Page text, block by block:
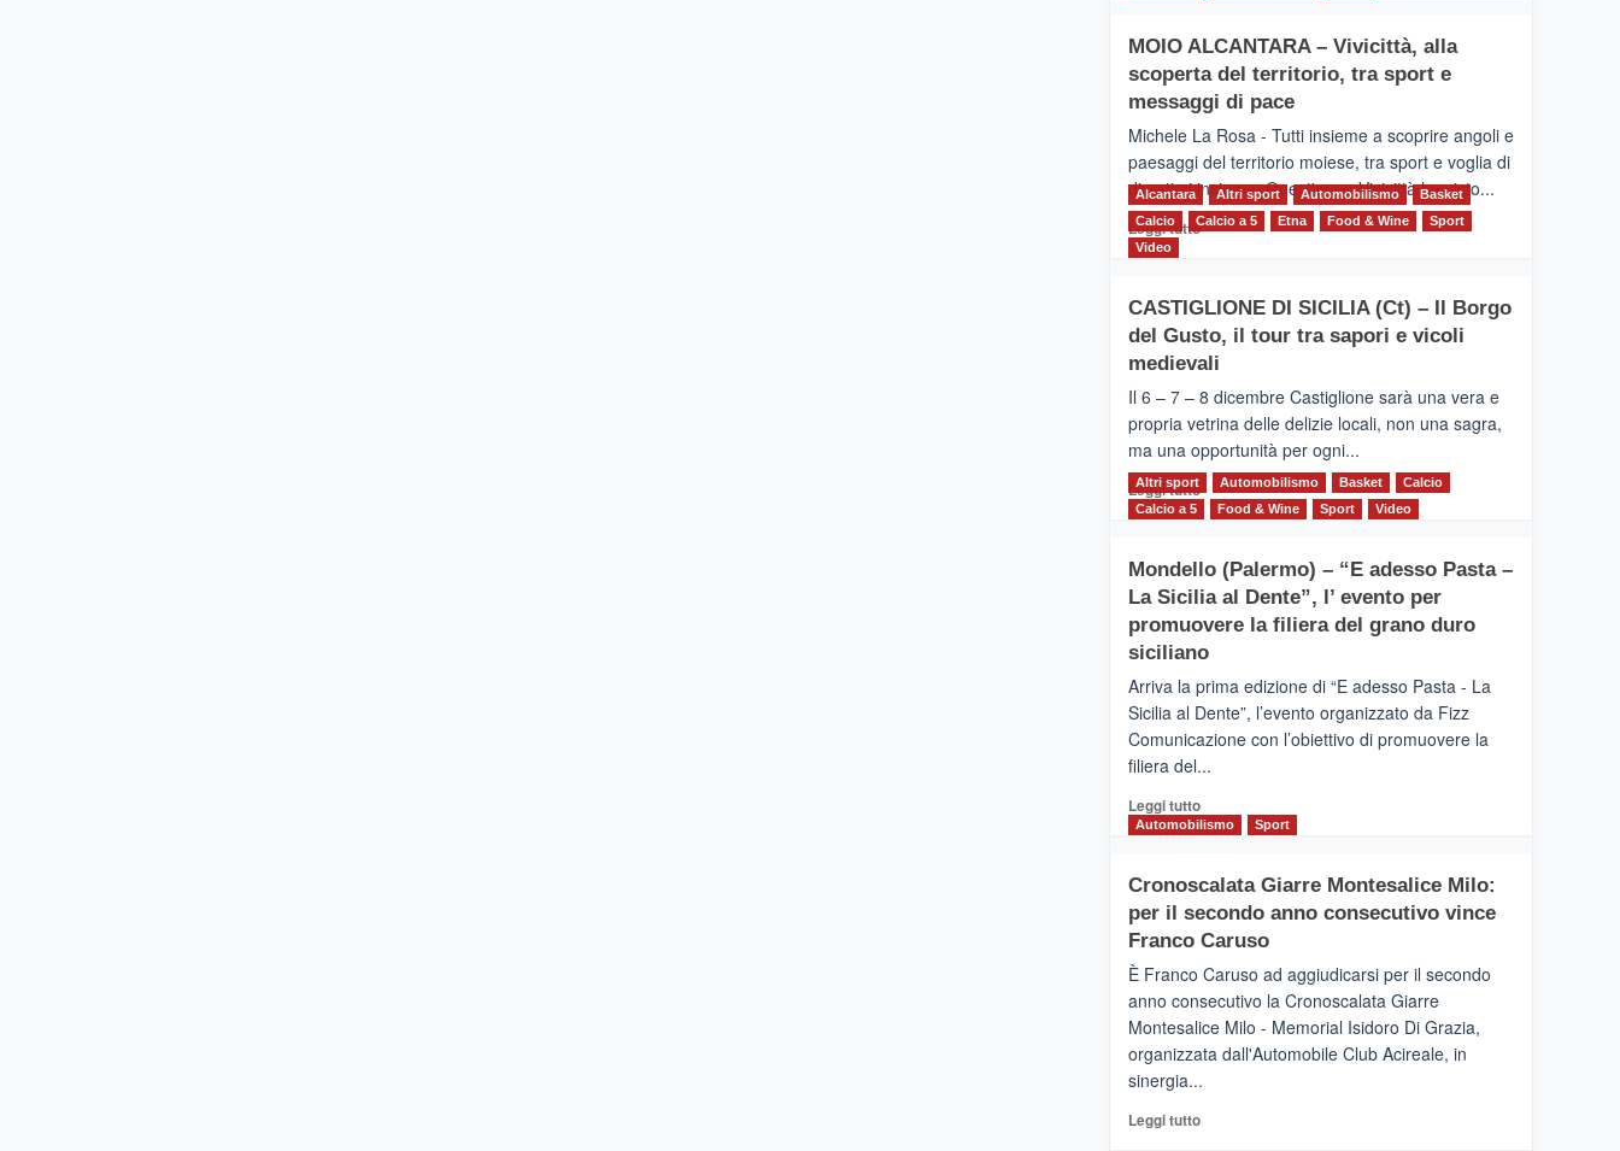
Torna
la
Supermaratona
MOIO ALCANTARA – Vivicittà, alla
scoperta del territorio, tra sport e
messaggi di pace
Michele La Rosa - Tutti insieme a scoprire angoli e
paesaggi del territorio moiese, tra sport e voglia di
divertirsi insieme. Quest'anno Vivicittà ha visto...
Leggi tuttoLeggi
MOIO
ALCANTARA
–
alla
scoperta
del
territorio,
tra
sport
messaggi
di
Alcantara Altri sport Automobilismo
Basket
Calcio
Calcio a 5 Etna Food & Wine
Sport
Video
CASTIGLIONE DI SICILIA (Ct) – Il Borgo
del Gusto, il tour tra sapori e vicoli
medievali
Il 6 – 7 – 8 dicembre Castiglione sarà una vera e
propria vetrina delle delizie locali, non una sagra,
ma una opportunità per ogni...
Leggi tuttoLeggi
CASTIGLIONE
DI
SICILIA
(Ct)
Il
Borgo
del
tour
tra
vicoli
medievali
Altri sport Automobilismo Basket
Calcio
Calcio a 5
Food & Wine Sport Video
Mondello (Palermo) – “E adesso Pasta –
La Sicilia al Dente”, l’ evento per
promuovere la filiera del grano duro
siciliano
Arriva la prima edizione di “E adesso Pasta - La
Sicilia al Dente”, l’evento organizzato da Fizz
Comunicazione con l’obiettivo di promuovere la
filiera del...
Leggi tuttoLeggi
di
Mondello
(Palermo)
–
adesso
Pasta
–
La
Dente”,
Automobilismo Sport
Cronoscalata Giarre Montesalice Milo:
per il secondo anno consecutivo vince
Franco Caruso
È Franco Caruso ad aggiudicarsi per il secondo
anno consecutivo la Cronoscalata Giarre
Montesalice Milo - Memorial Isidoro Di Grazia,
organizzata dall'Automobile Club Acireale, in
sinergia...
Leggi tuttoLeggi